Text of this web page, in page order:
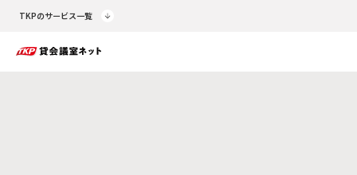
TKPのサービス一覧